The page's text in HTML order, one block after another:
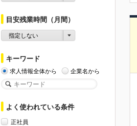
目安残業時間（月間）
指定しない
キーワード
求人情報全体から 企業名から
よく使われている条件
正社員